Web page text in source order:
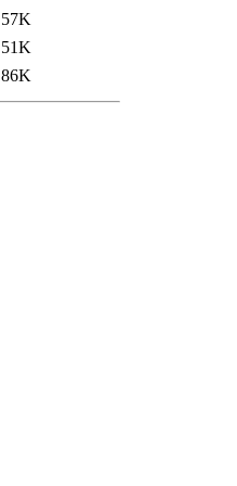
57K
51K
86K